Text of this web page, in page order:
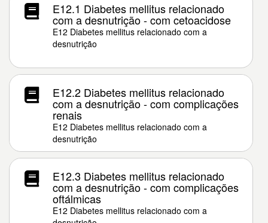
E12.1 Diabetes mellitus relacionado
com a desnutrição - com cetoacidose
E12 Diabetes mellitus relacionado com a
desnutrição
E12.2 Diabetes mellitus relacionado
com a desnutrição - com complicações
renais
E12 Diabetes mellitus relacionado com a
desnutrição
E12.3 Diabetes mellitus relacionado
com a desnutrição - com complicações
oftálmicas
E12 Diabetes mellitus relacionado com a